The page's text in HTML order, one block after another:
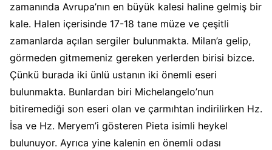
zamanında Avrupa’nın en büyük kalesi haline gelmiş bir
kale. Halen içerisinde 17-18 tane müze ve çeşitli
zamanlarda açılan sergiler bulunmakta. Milan’a gelip,
görmeden gitmemeniz gereken yerlerden birisi bizce.
Çünkü burada iki ünlü ustanın iki önemli eseri
bulunmakta. Bunlardan biri Michelangelo’nun
bitiremediği son eseri olan ve çarmıhtan indirilirken Hz.
İsa ve Hz. Meryem’i gösteren Pieta isimli heykel
bulunuyor. Ayrıca yine kalenin en önemli odası